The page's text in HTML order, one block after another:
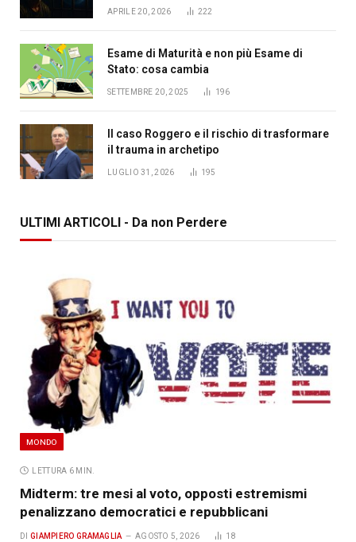
APRILE 20, 2026 222
Esame di Maturità e non più Esame di
Stato: cosa cambia
SETTEMBRE 20, 2025 196
Il caso Roggero e il rischio di trasformare
il trauma in archetipo
LUGLIO 31, 2026 195
ULTIMI ARTICOLI - Da non Perdere
MONDO
LETTURA 6 MIN.
Midterm: tre mesi al voto, opposti estremismi
penalizzano democratici e repubblicani
DI GIAMPIERO GRAMAGLIA AGOSTO 5, 2026 18